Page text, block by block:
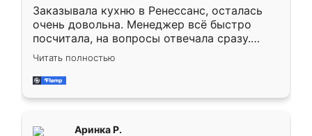
Заказывала кухню в Ренессанс, осталась
очень довольна. Менеджер всё быстро
посчитала, на вопросы отвечала сразу.
Замерщик приехал в субботу, подошёл к
делу со всей ответственностью. Собрали
за день, ребята работали аккуратно, даже
Читать полностью
Аринка Р.